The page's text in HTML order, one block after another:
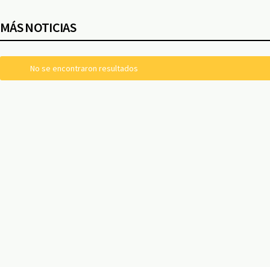
MÁS NOTICIAS
No se encontraron resultados